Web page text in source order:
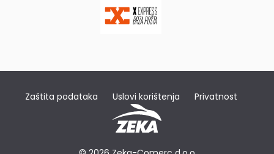
Zaštita podataka Uslovi korištenja Privatnost